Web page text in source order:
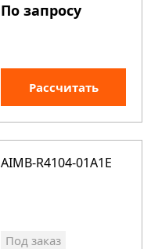
По запросу
Рассчитать
AIMB-R4104-01A1E
Под заказ